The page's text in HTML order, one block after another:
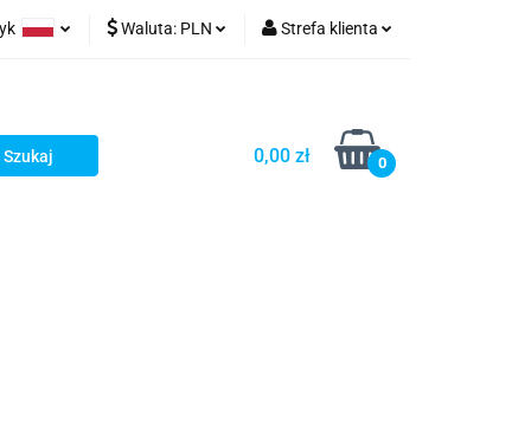
Waluta: PLN Strefa klienta
Zarejestruj się
Dodaj zgłoszenie
0,00 zł 0
wydruk